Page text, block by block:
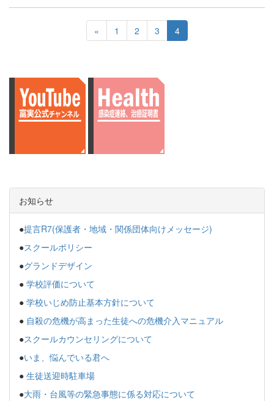
« 1 2 3 4
お知らせ
●提言R7(保護者・地域・関係団体向けメッセージ)
●スクールポリシー
●グランドデザイン
● 学校評価について
● 学校いじめ防止基本方針について
● 自殺の危機が高まった生徒への危機介入マニュアル
●スクールカウンセリングについて
●いま、悩んでいる君へ
● 生徒送迎時駐車場
●大雨・台風等の緊急事態に係る対応について